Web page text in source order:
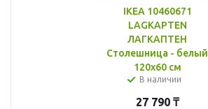
IKEA 10460671
LAGKAPTEN
ЛАГКАПТЕН
Столешница - белый
120x60 см
В наличии
27 790₸